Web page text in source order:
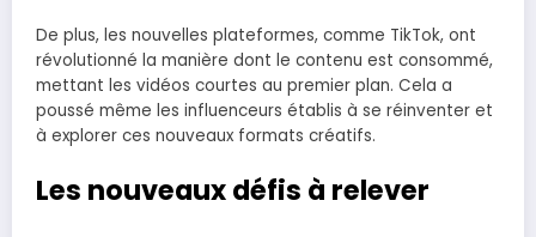
De plus, les nouvelles plateformes, comme TikTok, ont
révolutionné la manière dont le contenu est consommé,
mettant les vidéos courtes au premier plan. Cela a
poussé même les influenceurs établis à se réinventer et
à explorer ces nouveaux formats créatifs.
Les nouveaux défis à relever